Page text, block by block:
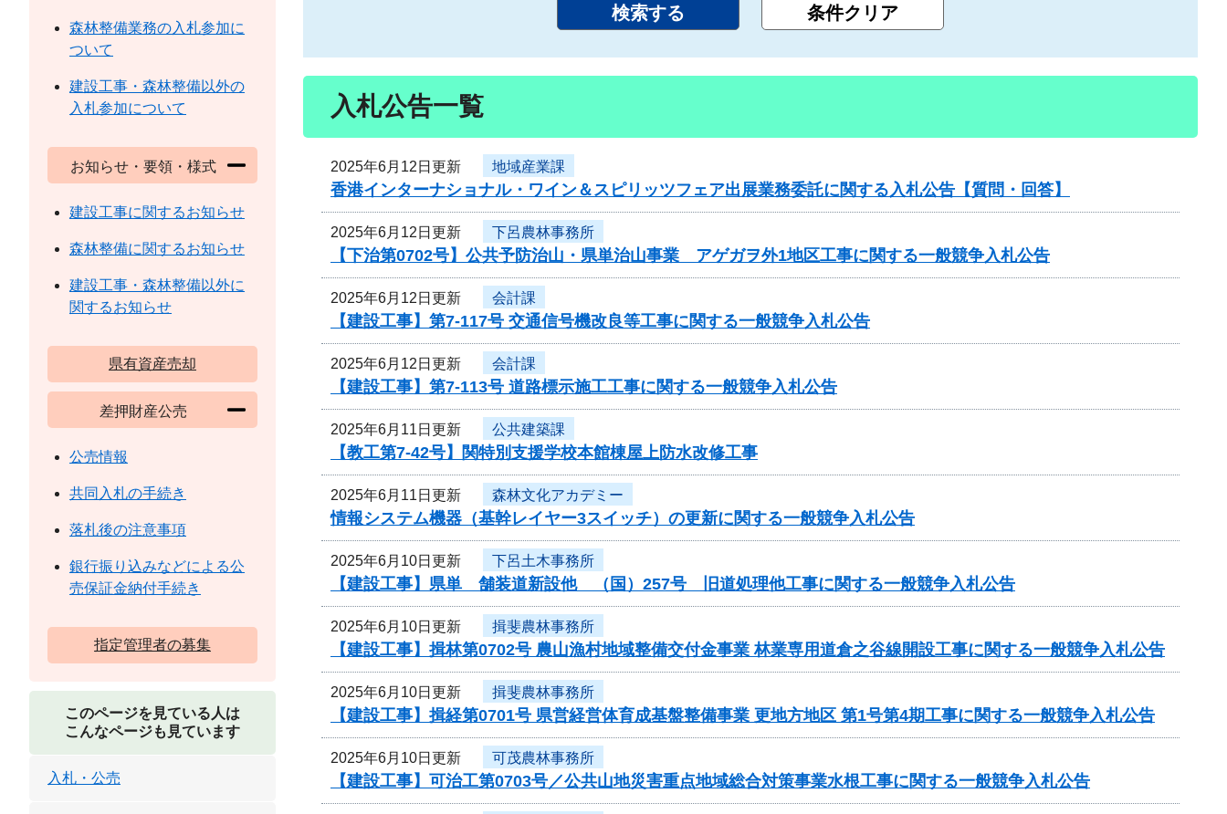
入札公告一覧
2025年6月12日更新 地域産業課
香港インターナショナル・ワイン＆スピリッツフェア出展業務委託に関する入札公告【質問・回答】
2025年6月12日更新 下呂農林事務所
【下治第0702号】公共予防治山・県単治山事業 アゲガヲ外1地区工事に関する一般競争入札公告
2025年6月12日更新 会計課
【建設工事】第7-117号 交通信号機改良等工事に関する一般競争入札公告
2025年6月12日更新 会計課
【建設工事】第7-113号 道路標示施工工事に関する一般競争入札公告
2025年6月11日更新 公共建築課
【教工第7-42号】関特別支援学校本館棟屋上防水改修工事
2025年6月11日更新 森林文化アカデミー
情報システム機器（基幹レイヤー3スイッチ）の更新に関する一般競争入札公告
2025年6月10日更新 下呂土木事務所
【建設工事】県単 舗装道新設他 （国）257号 旧道処理他工事に関する一般競争入札公告
2025年6月10日更新 揖斐農林事務所
【建設工事】揖林第0702号 農山漁村地域整備交付金事業 林業専用道倉之谷線開設工事に関する一般競争入札公告
2025年6月10日更新 揖斐農林事務所
【建設工事】揖経第0701号 県営経営体育成基盤整備事業 更地方地区 第1号第4期工事に関する一般競争入札公告
2025年6月10日更新 可茂農林事務所
【建設工事】可治工第0703号／公共山地災害重点地域総合対策事業水根工事に関する一般競争入札公告
森林整備業務の入札参加に
ついて
建設工事・森林整備以外の
入札参加について
お知らせ・要領・様式
建設工事に関するお知らせ
森林整備に関するお知らせ
建設工事・森林整備以外に
関するお知らせ
県有資産売却
差押財産公売
公売情報
共同入札の手続き
落札後の注意事項
銀行振り込みなどによる公
売保証金納付手続き
指定管理者の募集
このページを見ている人は
こんなページも見ています
入札・公売